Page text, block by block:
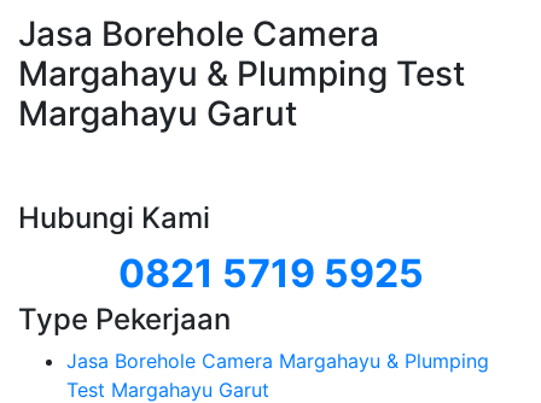
Jasa Borehole Camera
Margahayu & Plumping Test
Margahayu Garut
Hubungi Kami
0821 5719 5925
Type Pekerjaan
Jasa Borehole Camera Margahayu & Plumping
Test Margahayu Garut